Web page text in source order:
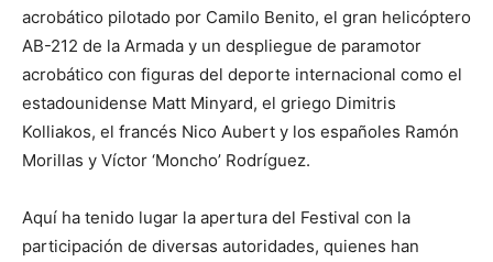
acrobático pilotado por Camilo Benito, el gran helicóptero
AB-212 de la Armada y un despliegue de paramotor
acrobático con figuras del deporte internacional como el
estadounidense Matt Minyard, el griego Dimitris
Kolliakos, el francés Nico Aubert y los españoles Ramón
Morillas y Víctor ‘Moncho’ Rodríguez.
Aquí ha tenido lugar la apertura del Festival con la
participación de diversas autoridades, quienes han